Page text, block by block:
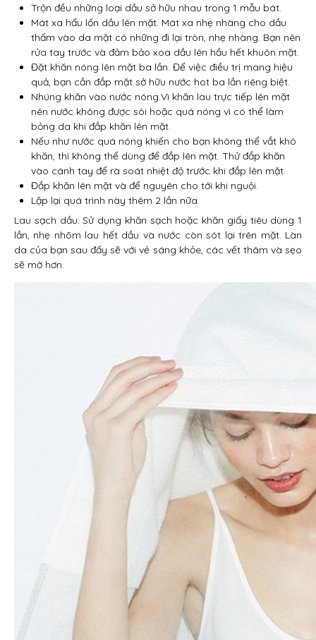
Trộn đều những loại dầu sở hữu nhau trong 1 mẫu bát.
Mát xa hẩu lốn dầu lên mặt. Mát xa nhẹ nhàng cho dầu
thấm vào da mặt có những đi lại tròn, nhẹ nhàng. Bạn nên
rửa tay trước và đảm bảo xoa dầu lên hầu hết khuôn mặt.
Đặt khăn nóng lên mặt ba lần. Để việc điều trị mang hiệu
quả, bạn cần đắp mặt sở hữu nước hot ba lần riêng biệt.
Nhúng khăn vào nước nóng.Vì khăn lau trực tiếp lên mặt
nên nước không được sôi hoặc quá nóng vì có thể làm
bỏng da khi đắp khăn lên mặt.
Nếu như nước quá nóng khiến cho bạn không thể vắt khô
khăn, thì không thể dùng để đắp lên mặt. Thử đắp khăn
vào cánh tay để rà soát nhiệt độ trước khi đắp lên mặt.
Đắp khăn lên mặt và để nguyên cho tới khi nguội.
Lặp lại quá trình này thêm 2 lần nữa.
Lau sạch dầu. Sử dụng khăn sạch hoặc khăn giấy tiêu dùng 1
lần, nhẹ nhõm lau hết dầu và nước còn sót lại trên mặt. Làn
da của bạn sau đấy sẽ với vẻ sáng khỏe, các vết thâm và sẹo
sẽ mờ hơn.